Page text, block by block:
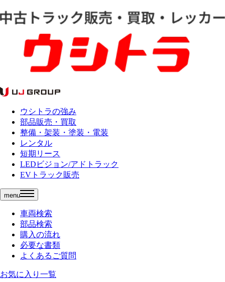
ウシトラの強み
部品販売・買取
整備・架装・塗装・電装
レンタル
短期リース
LEDビジョン/アドトラック
EVトラック販売
menu
車両検索
部品検索
購入の流れ
必要な書類
よくあるご質問
お気に入り一覧